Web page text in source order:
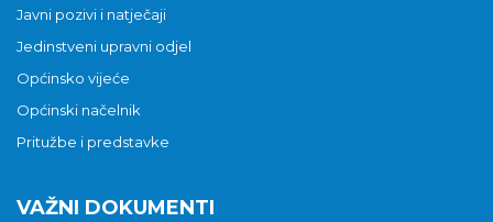
Javni pozivi i natječaji
Jedinstveni upravni odjel
Općinsko vijeće
Općinski načelnik
Pritužbe i predstavke
VAŽNI DOKUMENTI